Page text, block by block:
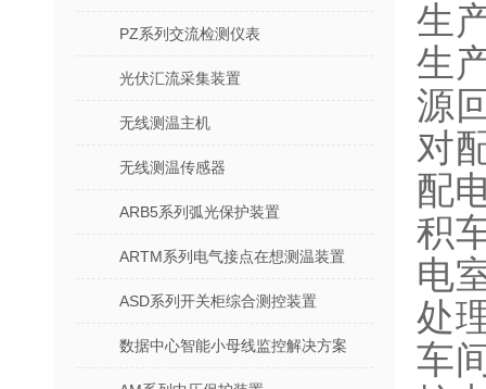
PZ系列交流检测仪表
光伏汇流采集装置
无线测温主机
无线测温传感器
ARB5系列弧光保护装置
ARTM系列电气接点在想测温装置
ASD系列开关柜综合测控装置
数据中心智能小母线监控解决方案
生
生
源
对
配
积
电
处
车